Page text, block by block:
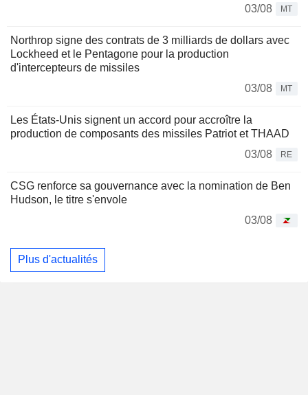
03/08
MT
Northrop signe des contrats de 3 milliards de dollars avec
Lockheed et le Pentagone pour la production
d'intercepteurs de missiles
03/08
MT
Les États-Unis signent un accord pour accroître la
production de composants des missiles Patriot et THAAD
03/08
RE
CSG renforce sa gouvernance avec la nomination de Ben
Hudson, le titre s'envole
03/08
Plus d'actualités